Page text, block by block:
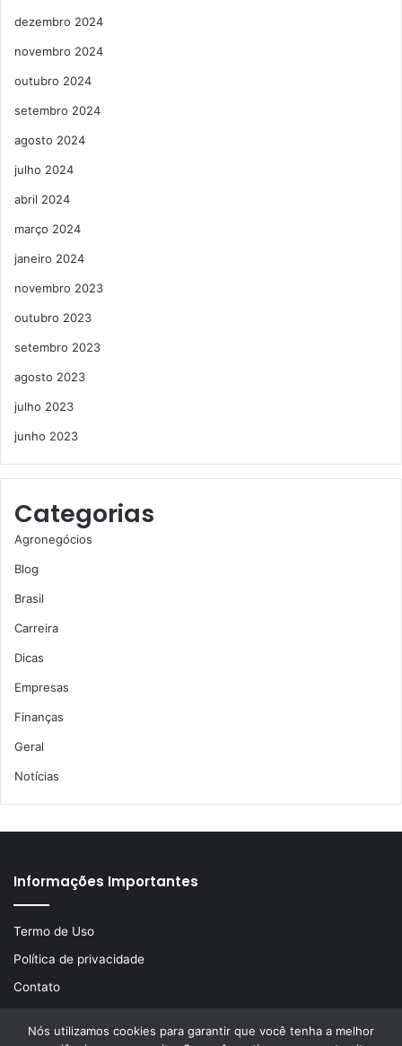
dezembro 2024
novembro 2024
outubro 2024
setembro 2024
agosto 2024
julho 2024
abril 2024
março 2024
janeiro 2024
novembro 2023
outubro 2023
setembro 2023
agosto 2023
julho 2023
junho 2023
Categorias
Agronegócios
Blog
Brasil
Carreira
Dicas
Empresas
Finanças
Geral
Notícias
Informações Importantes
Termo de Uso
Política de privacidade
Contato
Nós utilizamos cookies para garantir que você tenha a melhor